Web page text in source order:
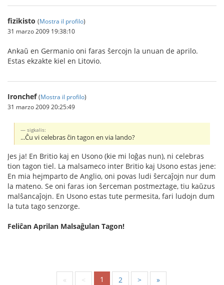
fizikisto (Mostra il profilo)
31 marzo 2009 19:38:10
Ankaŭ en Germanio oni faras ŝercojn la unuan de aprilo.
Estas ekzakte kiel en Litovio.
Ironchef (Mostra il profilo)
31 marzo 2009 20:25:49
sigkalis:
...Ĉu vi celebras ĉin tagon en via lando?
Jes ja! En Britio kaj en Usono (kie mi loĝas nun), ni celebras
tion tagon tiel. La malsameco inter Britio kaj Usono estas jene:
En mia hejmparto de Anglio, oni povas ludi ŝercaĵojn nur dum
la mateno. Se oni faras ion ŝerceman postmeztage, tiu kaŭzus
malŝancaĵojn. En Usono estas tute permesita, fari ludojn dum
la tuta tago senzorge.
Feliĉan Aprilan Malsaĝulan Tagon!
« < 1 2 > »